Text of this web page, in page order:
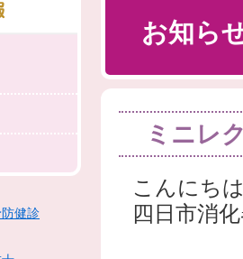
お知ら
ミニレ
こんにちは
四日市消